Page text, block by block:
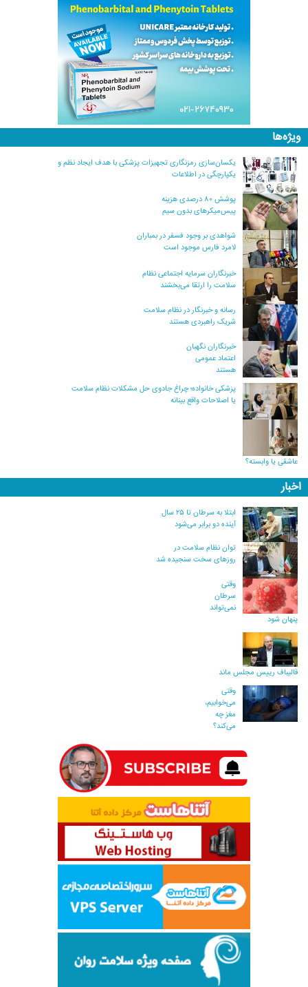
ویژه‌ها
یکسان‌سازی رمزنگاری تجهیزات پزشکی با هدف ایجاد نظم و
یکپارچگی در اطلاعات
پوشش ۸۰ درصدی هزینه
پیس‌میکرهای بدون سیم
شواهدی بر وجود فسفر در بمباران
لامرد فارس موجود است
خبرنگاران سرمایه اجتماعی نظام
سلامت را ارتقا می‌بخشند
رسانه و خبرنگار در نظام سلامت
شریک راهبردی هستند
خبرنگاران نگهبان
اعتماد عمومی
هستند
پزشکی خانواده؛ چراغ جادوی حل مشکلات نظام سلامت
یا اصلاحات واقع بینانه
عاشقی یا وابسته؟
اخبار
ابتلا به سرطان تا ۲۵ سال
آینده دو برابر می‌شود
توان نظام سلامت در
روزهای سخت سنجیده شد
وقتی
سرطان
نمی‌تواند
پنهان شود
قالیباف رییس مجلس ماند
وقتی
می‌خوابیم،
مغز چه
می‌کند؟